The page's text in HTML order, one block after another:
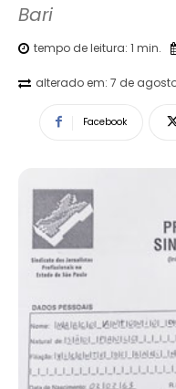
Bari
tempo de leitura: 1 min.
alterado em: 7 de
Facebook